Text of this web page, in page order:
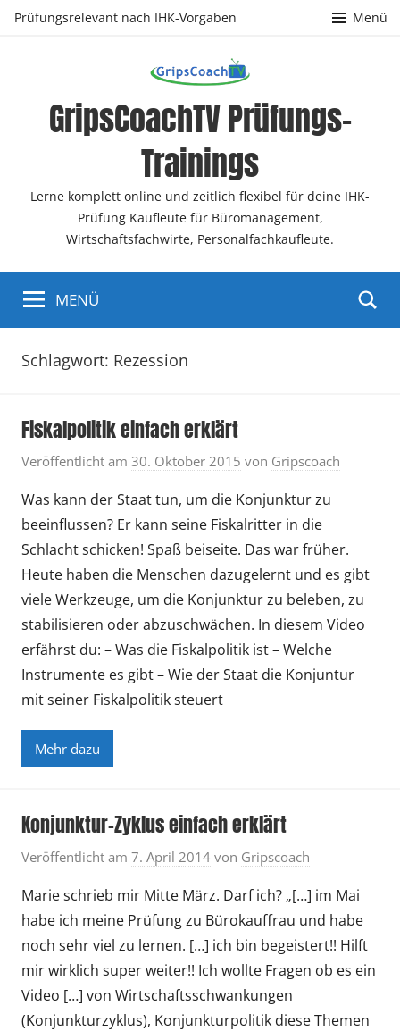
ZumPrüfungsrelevant nach IHK-Vorgaben Menü
GripsCoachTV Prüfungs-
Trainings
Lerne komplett online und zeitlich flexibel für deine IHK-
Prüfung Kaufleute für Büromanagement,
Wirtschaftsfachwirte, Personalfachkaufleute.
MENÜ
Schlagwort: Rezession
Fiskalpolitik einfach erklärt
Veröffentlicht am 30. Oktober 2015 von Gripscoach
Was kann der Staat tun, um die Konjunktur zu
beeinflussen? Er kann seine Fiskalritter in die
Schlacht schicken! Spaß beiseite. Das war früher.
Heute haben die Menschen dazugelernt und es gibt
viele Werkzeuge, um die Konjunktur zu beleben, zu
stabilisieren oder abzuschwächen. In diesem Video
erfährst du: – Was die Fiskalpolitik ist – Welche
Instrumente es gibt – Wie der Staat die Konjuntur
mit seiner Fiskalpolitik steuert
Mehr dazu
Konjunktur-Zyklus einfach erklärt
Veröffentlicht am 7. April 2014 von Gripscoach
Marie schrieb mir Mitte März. Darf ich? „[…] im Mai
habe ich meine Prüfung zu Bürokauffrau und habe
noch sehr viel zu lernen. […] ich bin begeistert!! Hilft
mir wirklich super weiter!! Ich wollte Fragen ob es ein
Video […] von Wirtschaftsschwankungen
(Konjunkturzyklus), Konjunkturpolitik diese Themen